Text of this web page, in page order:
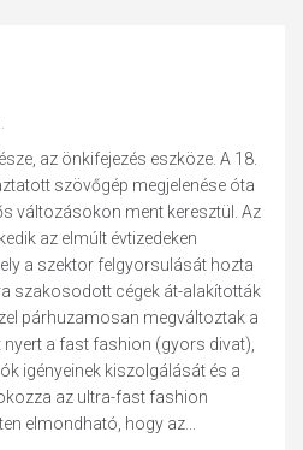
az önkifejezés eszköze. A 18.
szövőgép megjelenése óta
változásokon ment keresztül. Az
az elmúlt évtizedeken
a szektor felgyorsulását hozta
szakosodott cégek át-alakították
párhuzamosan megváltoztak a
a fast fashion (gyors divat),
igényeinek kiszolgálását és a
az ultra-fast fashion
elmondható, hogy az...